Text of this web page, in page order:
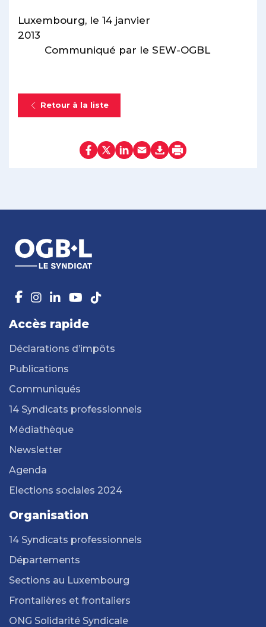
Luxembourg, le 14 janvier
Communiqué par le SEW-OGBL
Retour à la liste
Accès rapide
Déclarations d’impôts
Publications
Communiqués
14 Syndicats professionnels
Médiathèque
Newsletter
Agenda
Elections sociales 2024
Organisation
14 Syndicats professionnels
Départements
Sections au Luxembourg
Frontalières et frontaliers
ONG Solidarité Syndicale